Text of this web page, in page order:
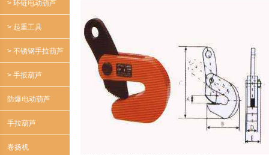
> 环链电动葫芦
> 起重工具
> 不锈钢手拉葫芦
> 手扳葫芦
防爆电动葫芦
手拉葫芦
卷扬机